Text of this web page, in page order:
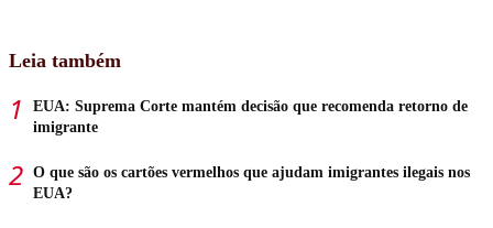
Leia também
EUA: Suprema Corte mantém decisão que recomenda retorno de
imigrante
O que são os cartões vermelhos que ajudam imigrantes ilegais nos
EUA?